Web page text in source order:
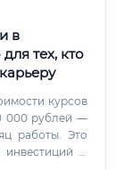
в
тех, кто
000 рублей —
работы. Это
в